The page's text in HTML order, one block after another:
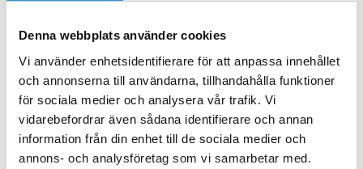
Denna webbplats använder cookies
Vi använder enhetsidentifierare för att anpassa innehållet
och annonserna till användarna, tillhandahålla funktioner
för sociala medier och analysera vår trafik. Vi
vidarebefordrar även sådana identifierare och annan
information från din enhet till de sociala medier och
annons- och analysföretag som vi samarbetar med.
8 745kr
Inkl. moms
Lägg i varukorg
ARTNR:86872370
9 370kr
Inkl. moms
Lägg i varukorg